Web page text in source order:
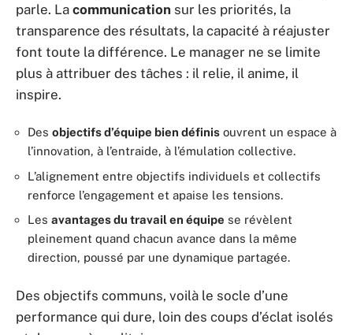
parle. La communication sur les priorités, la
transparence des résultats, la capacité à réajuster
font toute la différence. Le manager ne se limite
plus à attribuer des tâches : il relie, il anime, il
inspire.
Des objectifs d’équipe bien définis ouvrent un espace à
l’innovation, à l’entraide, à l’émulation collective.
L’alignement entre objectifs individuels et collectifs
renforce l’engagement et apaise les tensions.
Les avantages du travail en équipe se révèlent
pleinement quand chacun avance dans la même
direction, poussé par une dynamique partagée.
Des objectifs communs, voilà le socle d’une
performance qui dure, loin des coups d’éclat isolés